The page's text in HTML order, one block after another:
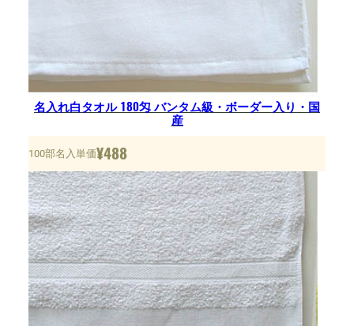
名入れ白タオル 180匁 バンタム級・ボーダー入り・国
産
100部名入単価¥488